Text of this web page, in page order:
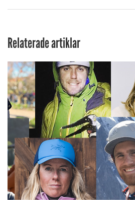
Relaterade artiklar